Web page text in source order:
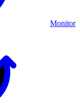
Monitor